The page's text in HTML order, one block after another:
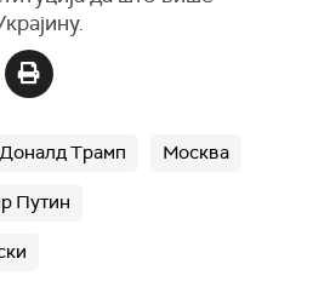
Доналд Трамп Москва
Путин